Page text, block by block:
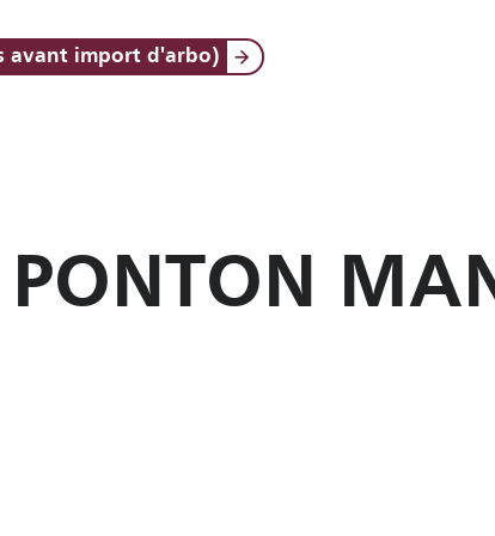
avant import d'arbo)
PONTON